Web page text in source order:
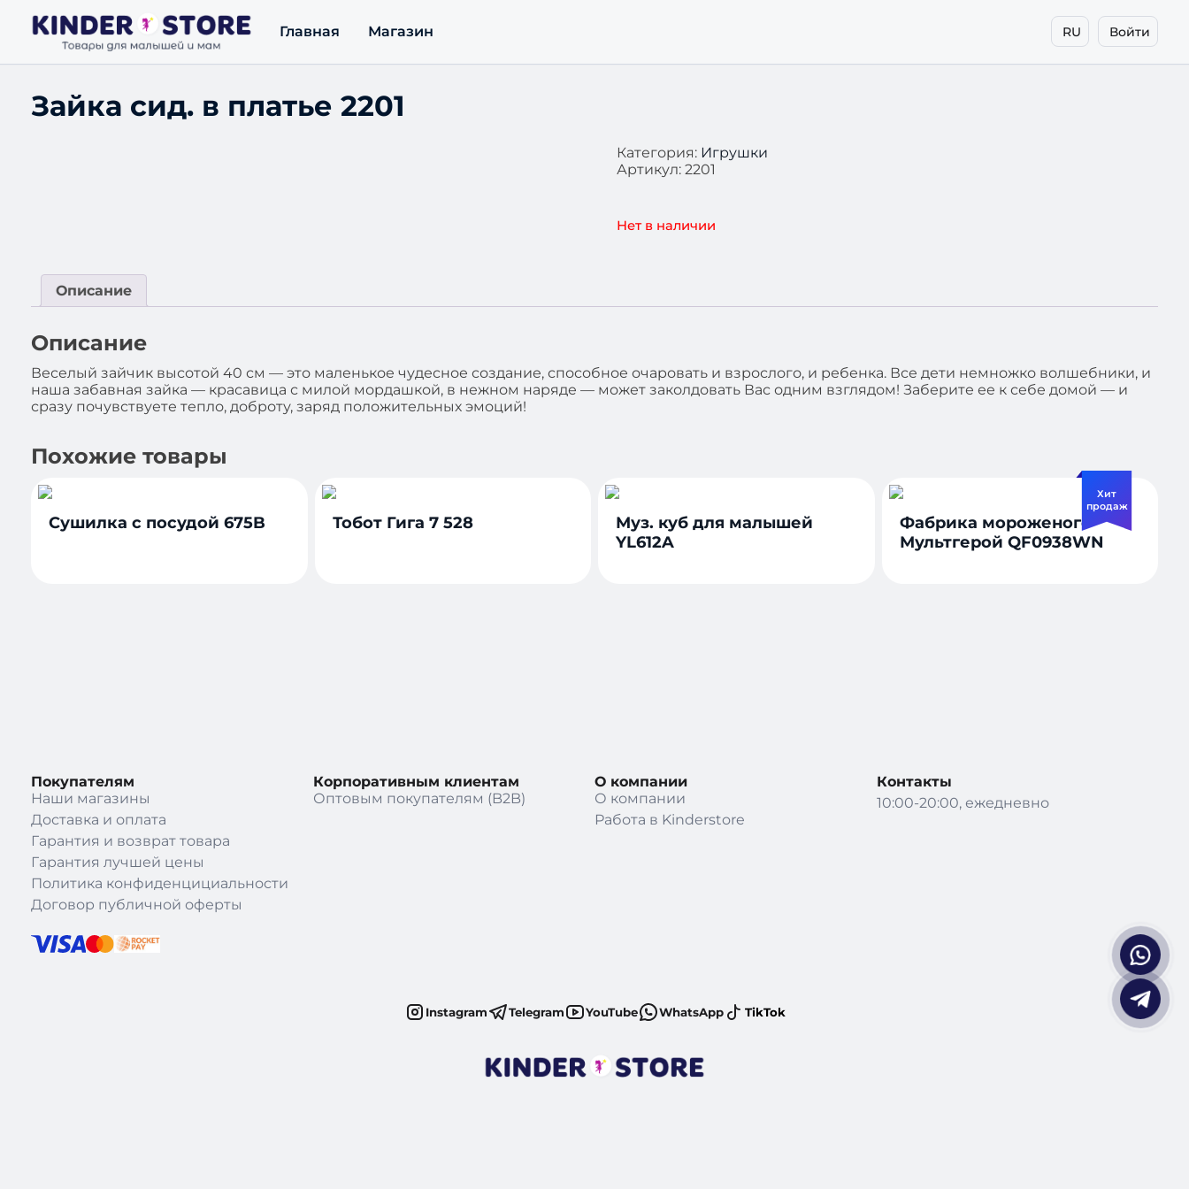
Главная Магазин RU Войти
Зайка сид. в платье 2201
Категория: Игрушки
Артикул:2201
Нет в наличии
Описание
Описание
Веселый зайчик высотой 40 см — это маленькое чудесное создание, способное очаровать и взрослого, и ребенка. Все дети немножко волшебники, и
наша забавная зайка — красавица с милой мордашкой, в нежном наряде — может заколдовать Вас одним взглядом! Заберите ее к себе домой — и
сразу почувствуете тепло, доброту, заряд положительных эмоций!
Похожие товары
Сушилка с посудой 675B Тобот Гига 7 528
Муз. куб для малышей
YL612A
Хит
продаж
Фабрика мороженого
Мультгерой QF0938WN
Покупателям
Наши магазины
Доставка и оплата
Гарантия и возврат товара
Гарантия лучшей цены
Политика конфиденцициальности
Договор публичной оферты
Корпоративным клиентам
Оптовым покупателям (B2B)
О компании
О компании
Работа в Kinderstore
Контакты
10:00-20:00, ежедневно
Instagram Telegram YouTube WhatsApp TikTok